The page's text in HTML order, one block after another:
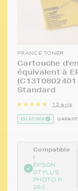
FRANCE TONER
Cartouche
équivalent à
Standard
12 avis
EN STOCK
Compatible
:
EPSON
STYLUS
PHOTO R
265